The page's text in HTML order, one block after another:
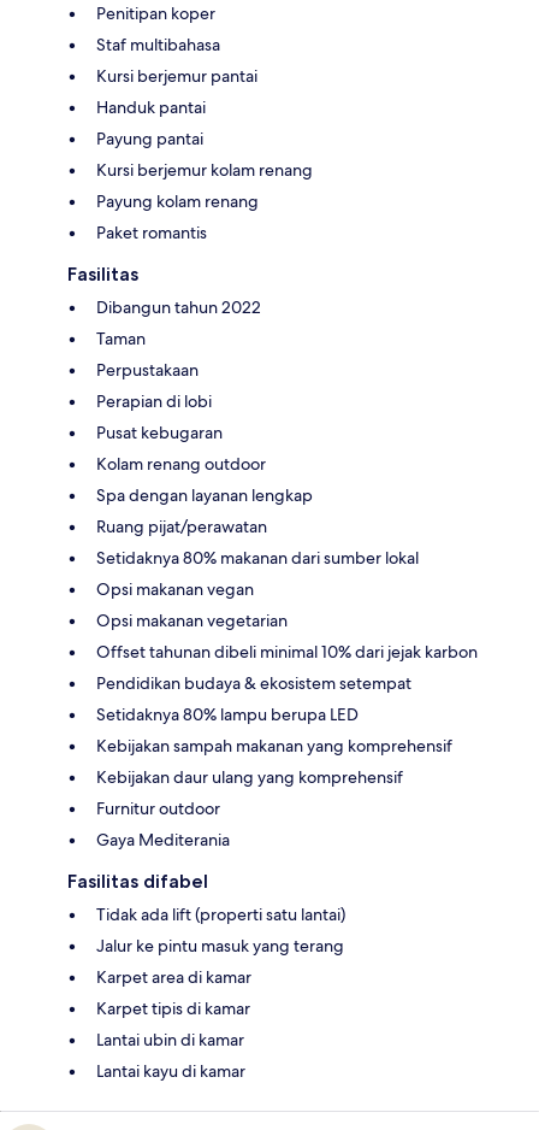
Penitipan koper
Staf multibahasa
Kursi berjemur pantai
Handuk pantai
Payung pantai
Kursi berjemur kolam renang
Payung kolam renang
Paket romantis
Fasilitas
Dibangun tahun 2022
Taman
Perpustakaan
Perapian di lobi
Pusat kebugaran
Kolam renang outdoor
Spa dengan layanan lengkap
Ruang pijat/perawatan
Setidaknya 80% makanan dari sumber lokal
Opsi makanan vegan
Opsi makanan vegetarian
Offset tahunan dibeli minimal 10% dari jejak karbon
Pendidikan budaya & ekosistem setempat
Setidaknya 80% lampu berupa LED
Kebijakan sampah makanan yang komprehensif
Kebijakan daur ulang yang komprehensif
Furnitur outdoor
Gaya Mediterania
Fasilitas difabel
Tidak ada lift (properti satu lantai)
Jalur ke pintu masuk yang terang
Karpet area di kamar
Karpet tipis di kamar
Lantai ubin di kamar
Lantai kayu di kamar